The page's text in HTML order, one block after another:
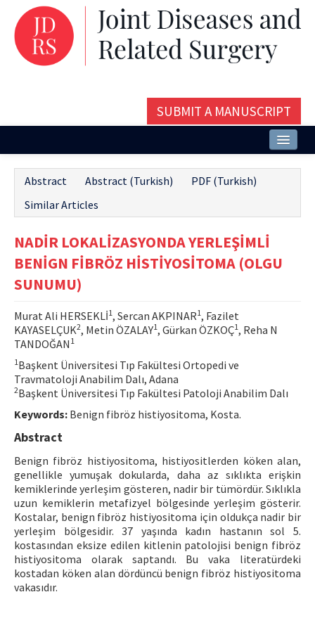
SUBMIT A MANUSCRIPT
Issues and Articles
Editorial Board
Instructions
Contact Us
E-ISSN: 2687-4792
Abstract Abstract (Turkish)
PDF (Turkish)
Similar Articles
NADİR LOKALİZASYONDA YERLEŞİMLİ
BENİGN FİBRÖZ HİSTİYOSİTOMA (OLGU
SUNUMU)
Murat Ali HERSEKLİ1, Sercan AKPINAR1, Fazilet
KAYASELÇUK2, Metin ÖZALAY1, Gürkan ÖZKOÇ1, Reha N
TANDOĞAN 1
1 Başkent Üniversitesi Tıp Fakültesi Ortopedi ve
Travmatoloji Anabilim Dalı, Adana
2Başkent Üniversitesi Tıp Fakültesi Patoloji Anabilim Dalı
Keywords: Benign fibröz histiyositoma, Kosta.
Abstract
Benign fibröz histiyositoma, histiyositlerden köken alan,
genellikle yumuşak dokularda, daha az sıklıkta erişkin
kemiklerinde yerleşim gösteren, nadir bir tümördür. Sıklıkla
uzun kemiklerin metafizyel bölgesinde yerleşim gösterir.
Kostalar, benign fibröz histiyositoma için oldukça nadir bir
yerleşim bölgesidir. 37 yaşında kadın hastanın sol 5.
kostasından eksize edilen kitlenin patolojisi benign fibröz
histiyositoma olarak saptandı. Bu vaka literatürdeki
kostadan köken alan dördüncü benign fibröz histiyositoma
vakasıdır.